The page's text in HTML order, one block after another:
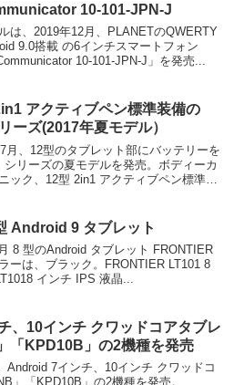
10-101-JPN-J
は、2019年12月、PLANETのQWERTY
9.0搭載 の6インチスマートフォン
10-101-JPN-J」を発売...
アクティブペン標準装備の
ーズ(2017年夏モデル）
月、12型のタブレット部にバッテリーを
シリーズの夏モデルを発売。ボディーカ
ック、12型 2in1 アクティブペン標準装
Android 9 タブレット
8 型のAndroid タブレット FRONTIER
ーは、ブラック。FRONTIER LT101 8
インチ IPS 液晶...
、10インチ クワッドコアタブレ
「KPD10B」の2機種を発売
Android 7インチ、10インチ クワッドコ
」「KPD10B」の2機種を発売。